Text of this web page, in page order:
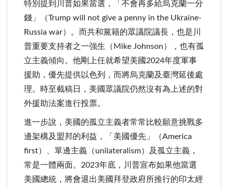
特別提到川普如果當選，「不會再多給烏克蘭一分
錢」（Trump will not give a penny in the Ukraine-
Russia war）。而共和黨籍的眾議院議長，也是川
普重要支持者之一強生（Mike Johnson），也有孤
立主義傾向。他剛上任就希望美國2024年度軍事
援助，優先提供以色列，而將烏克蘭及臺灣延後處
理。時至截稿日，美國眾議院仍然沒有為上述的對
外援助法案進行投票。
進一步說，美國的孤立主義者常常比較願意挑戰多
邊架構及盟邦的利益，「美國優先」（America
first）、單邊主義（unilateralism）及孤立主義，
常是一體兩面。2023年底，川普宣布如果他當選
美國總統，將會退出美國拜登政府所推行的印太經